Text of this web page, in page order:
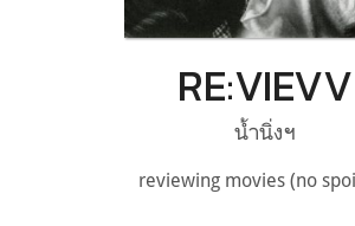
RE:VIEVV
น้ำนิ่งฯ
reviewing movies (no